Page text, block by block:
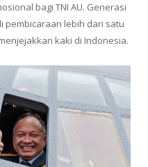
bagi TNI AU. Generasi
pembicaraan lebih dari satu
kaki di Indonesia.